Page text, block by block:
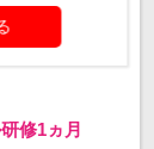
修1ヵ月